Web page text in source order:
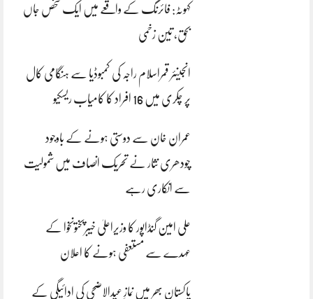
کہوٹہ: فائرنگ کے واقعے میں ایک شخص جاں
بحق، تین زخمی
انجینئر قمراسلام راجہ کی کمبوڈیا سے ہنگامی کال
پر چکری میں 16 افراد کا کامیاب ریسکیو
عمران خان سے دوستی ہونے کے باوجود
چودھری نثار نے تحریک انصاف میں شمولیت
سے انکاری رہے
علی امین گنڈاپور کا وزیراعلیٰ خیبرپختونخوا کے
عہدے سے مستعفی ہونے کا اعلان
پاکستان بھر میں نمازِ عیدالاضحی کی ادائیگی کے